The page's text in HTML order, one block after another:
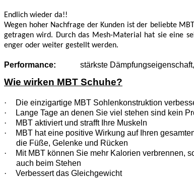
Endlich wieder da!!
Wegen hoher Nachfrage der Kunden ist der beliebte
getragen wird. Durch das Mesh-Material hat sie eine
enger oder weiter gestellt werden.
Performance: stärkste
Wie wirken MBT Schuhe?
·
Die einzigartige MBT Sohlenkonstruktion
·
Lange Tage an denen Sie viel stehen sind kein
·
MBT aktiviert und strafft Ihre Muskeln
·
MBT hat eine positive Wirkung auf Ihren
die Füße, Gelenke und Rücken
·
Mit MBT können Sie mehr Kalorien verbrennen,
auch beim Stehen
·
Verbessert das Gleichgewicht